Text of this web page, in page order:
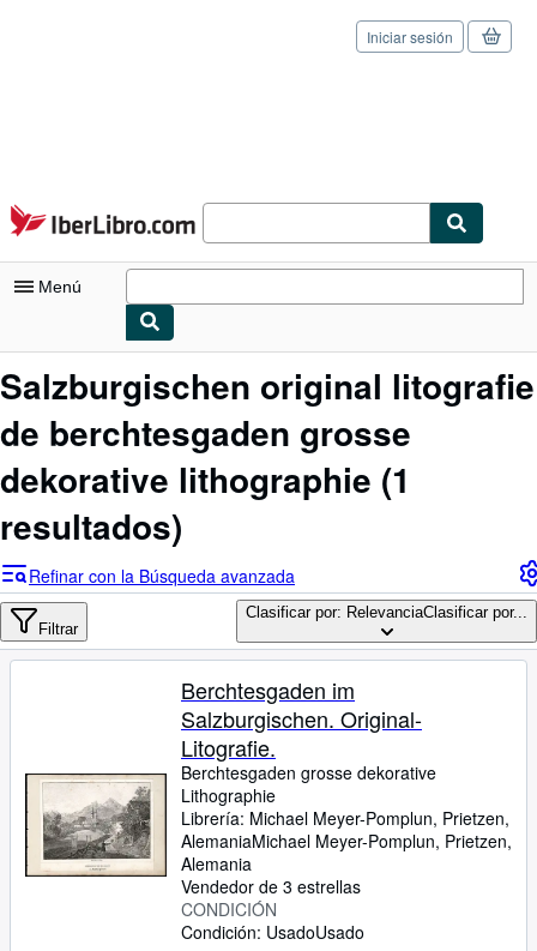
Pasar al contenido principal
IberLibro.com
Iniciar sesión
Menú
Mi cuenta
Consultar mis pedidos
Búsqueda avanzada
Colecciones
Libros antiguos
Arte y coleccionismo
Vendedores
CERRAR
Salzburgischen original litografie
de berchtesgaden grosse
dekorative lithographie (1
resultados)
Refinar con la Búsqueda avanzada
Filtrar
Clasificar por: RelevanciaClasificar por...
Berchtesgaden im
Salzburgischen. Original-
Litografie.
Berchtesgaden grosse dekorative
Lithographie
Librería: Michael Meyer-Pomplun, Prietzen,
AlemaniaMichael Meyer-Pomplun, Prietzen,
Alemania
Vendedor de 3 estrellas
CONDICIÓN
Condición: UsadoUsado